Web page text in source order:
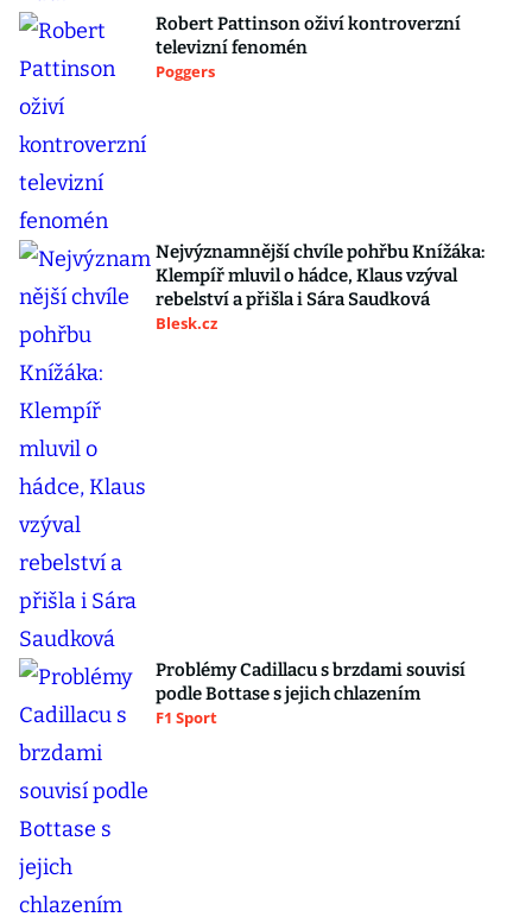
Robert Pattinson oživí kontroverzní
televizní fenomén
Poggers
Nejvýznamnější chvíle pohřbu Knížáka:
Klempíř mluvil o hádce, Klaus vzýval
rebelství a přišla i Sára Saudková
Blesk.cz
Problémy Cadillacu s brzdami souvisí
podle Bottase s jejich chlazením
F1 Sport